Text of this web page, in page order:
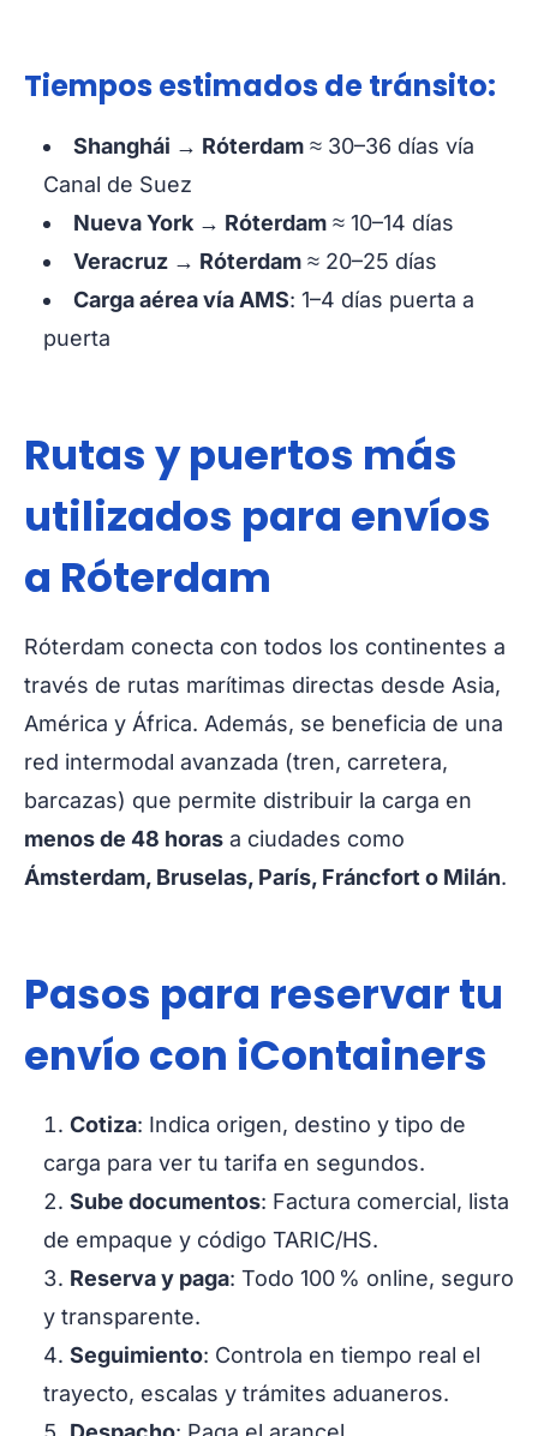
Tiempos estimados de tránsito:
Shanghái → Róterdam ≈ 30–36 días vía
Canal de Suez
Nueva York → Róterdam ≈ 10–14 días
Veracruz → Róterdam ≈ 20–25 días
Carga aérea vía AMS: 1–4 días puerta a
puerta
Rutas y puertos más
utilizados para envíos
a Róterdam
Róterdam conecta con todos los continentes a
través de rutas marítimas directas desde Asia,
América y África. Además, se beneficia de una
red intermodal avanzada (tren, carretera,
barcazas) que permite distribuir la carga en
menos de 48 horas a ciudades como
Ámsterdam, Bruselas, París, Fráncfort o Milán.
Pasos para reservar tu
envío con iContainers
Cotiza: Indica origen, destino y tipo de
carga para ver tu tarifa en segundos.
Sube documentos: Factura comercial, lista
de empaque y código TARIC/HS.
Reserva y paga: Todo 100 % online, seguro
y transparente.
Seguimiento: Controla en tiempo real el
trayecto, escalas y trámites aduaneros.